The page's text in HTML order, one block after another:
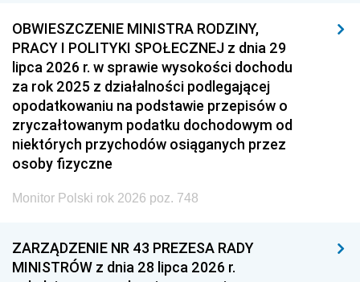
OBWIESZCZENIE MINISTRA RODZINY,
PRACY I POLITYKI SPOŁECZNEJ z dnia 29
lipca 2026 r. w sprawie wysokości dochodu
za rok 2025 z działalności podlegającej
opodatkowaniu na podstawie przepisów o
zryczałtowanym podatku dochodowym od
niektórych przychodów osiąganych przez
osoby fizyczne
Monitor Polski rok 2026 poz. 748
ZARZĄDZENIE NR 43 PREZESA RADY
MINISTRÓW z dnia 28 lipca 2026 r.